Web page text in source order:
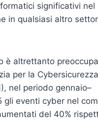
significativi nel
in qualsiasi altro
è altrettanto
per la Cybersicurezza
nel periodo gennaio–
gli eventi cyber nel
del 40%